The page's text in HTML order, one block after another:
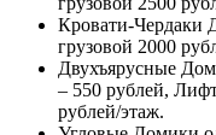
Кровати-Чердаки
грузовой 2000
Двухъярусные
– 550 рублей,
рублей/этаж.